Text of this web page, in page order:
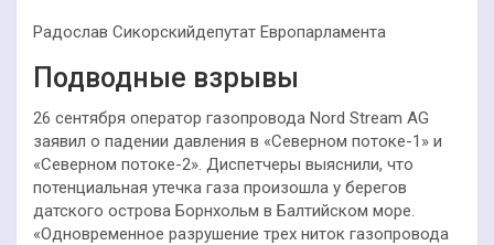
Радослав Сикорскийдепутат Европарламента
Подводные взрывы
26 сентября оператор газопровода Nord Stream AG
заявил о падении давления в «Северном потоке-1» и
«Северном потоке-2». Диспетчеры выяснили, что
потенциальная утечка газа произошла у берегов
датского острова Борнхольм в Балтийском море.
«Одновременное разрушение трех ниток газопровода